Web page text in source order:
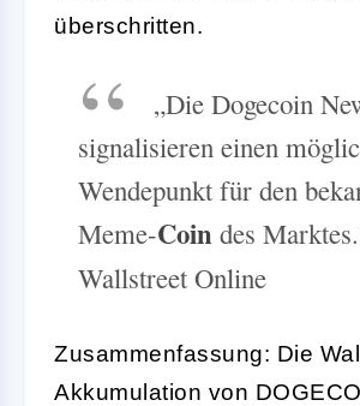
überschritten.
„Die Dogecoin
signalisieren einen
Wendepunkt für den
Meme-Coin des
Wallstreet Online
Zusammenfassung: Die
Akkumulation von